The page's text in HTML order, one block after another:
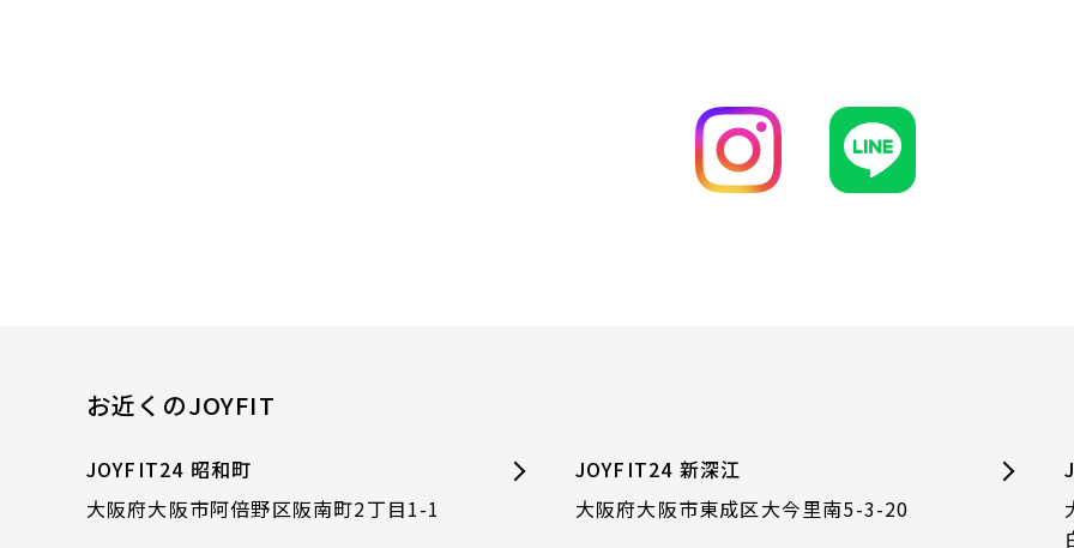
お近くのJOYFIT
JOYFIT24 昭和町
大阪府大阪市阿倍野区阪南町2丁目1-1
JOYFIT24 新深江
大阪府大阪市東成区大今里南5-3-20